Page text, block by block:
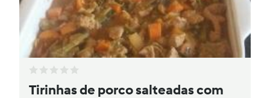
Tirinhas de porco salteadas com